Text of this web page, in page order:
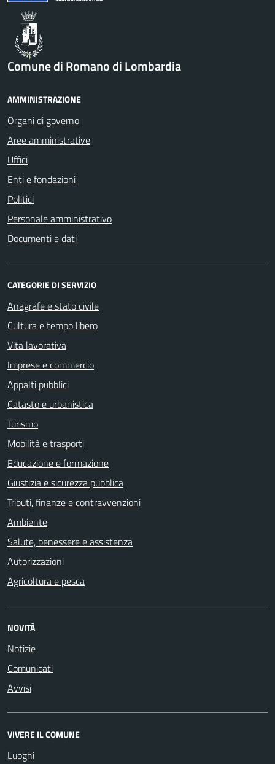
Comune di Romano di Lombardia
AMMINISTRAZIONE
Organi di governo
Aree amministrative
Uffici
Enti e fondazioni
Politici
Personale amministrativo
Documenti e dati
CATEGORIE DI SERVIZIO
Anagrafe e stato civile
Cultura e tempo libero
Vita lavorativa
Imprese e commercio
Appalti pubblici
Catasto e urbanistica
Turismo
Mobilità e trasporti
Educazione e formazione
Giustizia e sicurezza pubblica
Tributi, finanze e contravvenzioni
Ambiente
Salute, benessere e assistenza
Autorizzazioni
Agricoltura e pesca
NOVITÀ
Notizie
Comunicati
Avvisi
VIVERE IL COMUNE
Luoghi